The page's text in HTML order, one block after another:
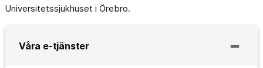
Universitetssjukhuset i Örebro.
Våra e-tjänster